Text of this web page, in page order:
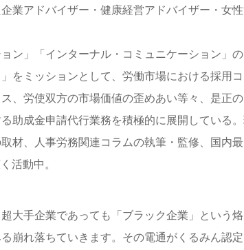
業アドバイザー・健康経営アドバイザー・女
ン」「インターナル・コミュニケーション」
をミッションとして、労働市場における採用
、労使双方の市場価値の歪めあい等々、是正
助成金申請代行業務を積極的に展開している
材、人事労務関連コラムの執筆・監修、国内
活動中。
大手企業であっても「ブラック企業」という
崩れ落ちていきます。その電通がくるみん認